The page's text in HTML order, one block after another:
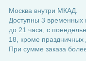
Москва внутри МКАД.
Доступны 3 временных
до 21 часа, с
18, кроме праздничных
При сумме заказа